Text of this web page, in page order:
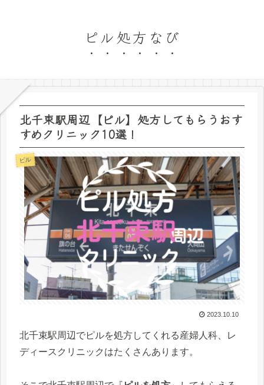
ピル処方なび
北千束駅周辺【ピル】処方してもらうおす
すめクリニック10選！
ピル
2023.10.10
北千束駅周辺でピルを処方してくれる産婦人科、レ
ディースクリニックはたくさんあります。